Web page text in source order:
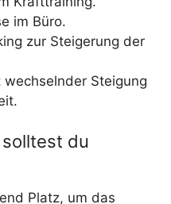
im Büro.
zur Steigerung der
Steigung
du
Platz, um das